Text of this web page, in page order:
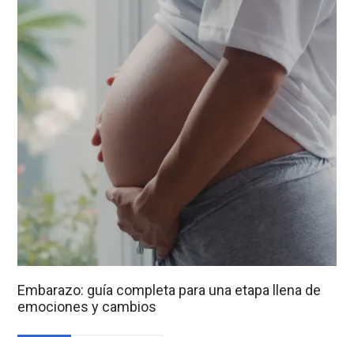
Embarazo: guía completa para una etapa llena de
emociones y cambios